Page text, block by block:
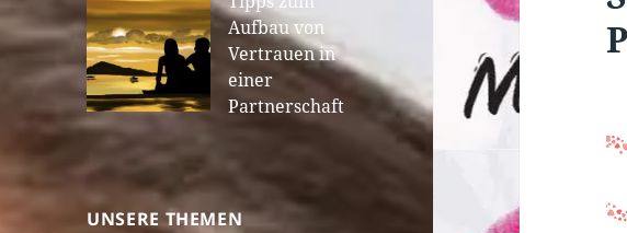
Aufbau von
Vertrauen in
einer
Partnerschaft
UNSERE THEMEN